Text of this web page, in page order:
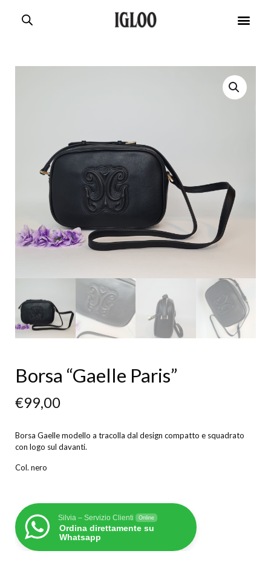
Borsa “Gaelle Paris”
€99,00
Borsa Gaelle modello a tracolla dal design compatto e squadrato
con logo sul davanti.
Col. nero
Silvia – Servizio Clienti Online
Ordina direttamente su
Whatsapp